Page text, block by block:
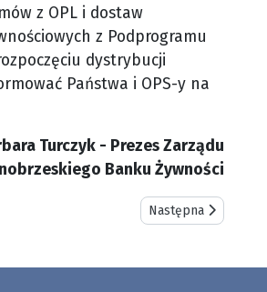
z OPL i dostaw
z Podprogramu
dystrybucji
Państwa i OPS-y na
Turczyk - Prezes Zarządu
Banku Żywności
Kolejne przesunięcie terminuNastępna strona:
Następna